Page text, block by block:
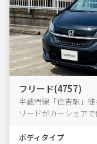
フリード(4757)
半蔵門線「住吉駅」
リードがカーシェアで
ボディタイプ